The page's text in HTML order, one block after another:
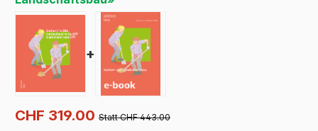
+
CHF 319.00 Statt CHF 443.00